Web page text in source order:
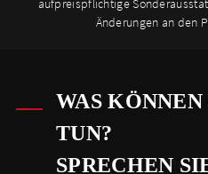
aufpreispflichtige
Änderungen an den
WAS
TUN?
SPRECHEN